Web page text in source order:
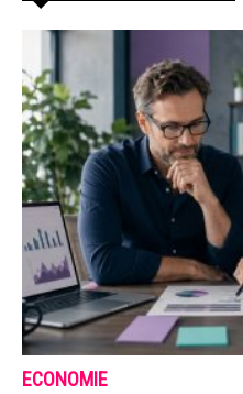
ECONOMIE